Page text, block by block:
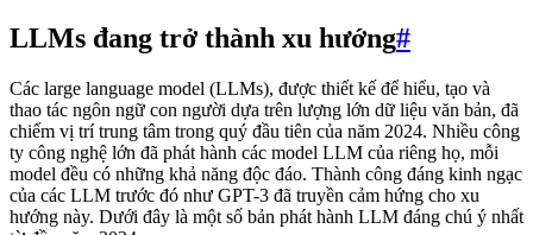
LLMs đang trở thành xu hướng#
Các large language model (LLMs), được thiết kế để hiểu, tạo và
thao tác ngôn ngữ con người dựa trên lượng lớn dữ liệu văn bản, đã
chiếm vị trí trung tâm trong quý đầu tiên của năm 2024. Nhiều công
ty công nghệ lớn đã phát hành các model LLM của riêng họ, mỗi
model đều có những khả năng độc đáo. Thành công đáng kinh ngạc
của các LLM trước đó như GPT-3 đã truyền cảm hứng cho xu
hướng này. Dưới đây là một số bản phát hành LLM đáng chú ý nhất